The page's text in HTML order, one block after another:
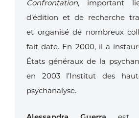
Confrontation, important
d’édition et de recherche
et organisé de nombreux
fait date. En 2000, il a
États généraux de la
en 2003 l’Institut des
psychanalyse.